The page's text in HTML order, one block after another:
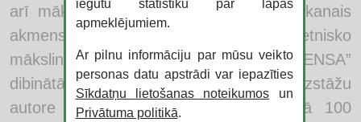
arī mākslinieku mistiķu apvienības “Sarkanais
akmens” dalībniece. Viņa ir piecu etnisko
mākslinieču sieviešu grupas “DENSA”
dibinātāja, vairāk nekā 20 personālizstāžu
autore un ir piedalījusies vairāk nekā 100
iegūtu statistiku par lapas
apmeklējumiem.
Ar pilnu informāciju par mūsu veikto
personas datu apstrādi var iepazīties
Sīkdatņu lietošanas noteikumos un
Privātuma politikā.